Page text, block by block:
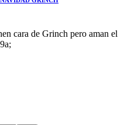
cara de Grinch pero aman el